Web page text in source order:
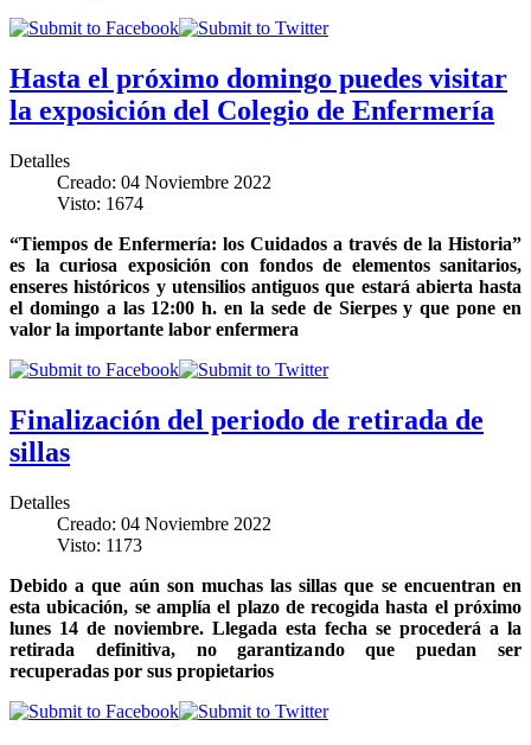
Hasta el próximo domingo puedes visitar
la exposición del Colegio de Enfermería
Detalles
Creado: 04 Noviembre 2022
Visto: 1674
“Tiempos de Enfermería: los Cuidados a través de la Historia”
es la curiosa exposición con fondos de elementos sanitarios,
enseres históricos y utensilios antiguos que estará abierta hasta
el domingo a las 12:00 h. en la sede de Sierpes y que pone en
valor la importante labor enfermera
Finalización del periodo de retirada de
sillas
Detalles
Creado: 04 Noviembre 2022
Visto: 1173
Debido a que aún son muchas las sillas que se encuentran en
esta ubicación, se amplía el plazo de recogida hasta el próximo
lunes 14 de noviembre. Llegada esta fecha se procederá a la
retirada definitiva, no garantizando que puedan ser
recuperadas por sus propietarios